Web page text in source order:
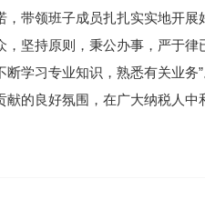
，带领班子成员扎扎实实地开
，坚持原则，秉公办事，严于
断学习专业知识，熟悉有关业
献的良好氛围，在广大纳税人